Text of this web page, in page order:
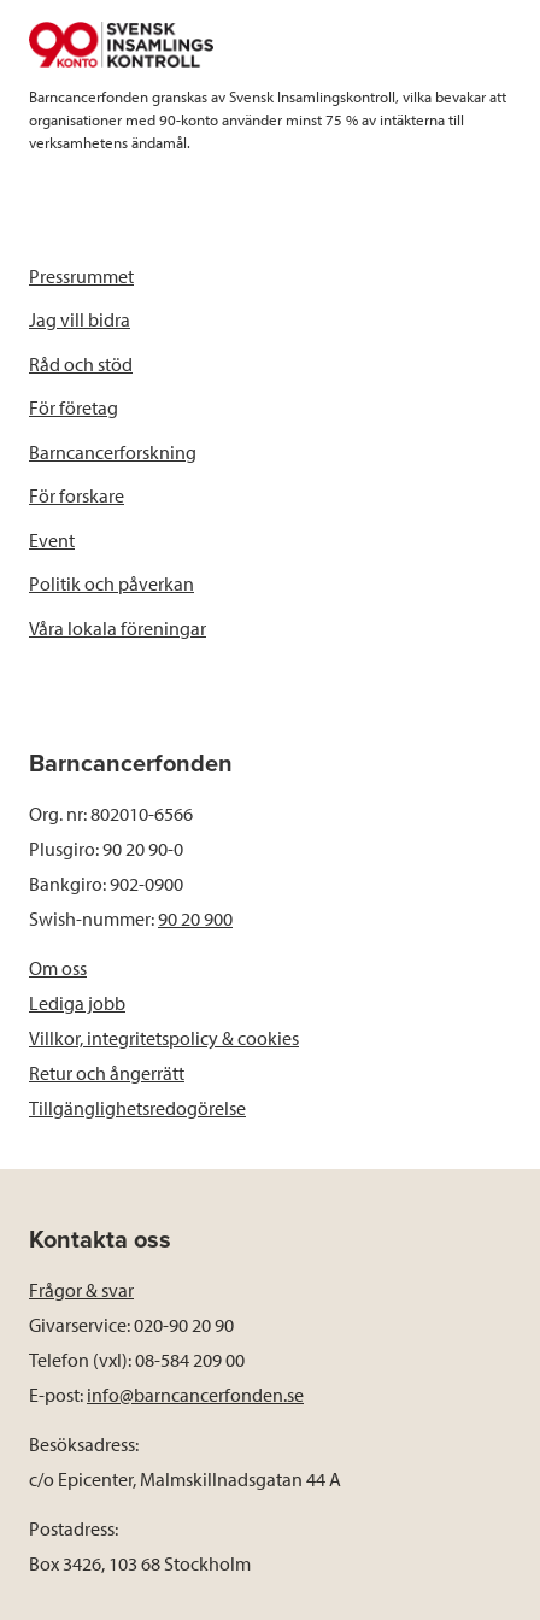
k
Barncancerfonden granskas av Svensk Insamlingskontroll, vilka bevakar att
organisationer med 90-konto använder minst 75 % av intäkterna till
verksamhetens ändamål.
Pressrummet
Jag vill bidra
Råd och stöd
För företag
Barncancerforskning
För forskare
Event
Politik och påverkan
Våra lokala föreningar
Barncancerfonden
Org. nr: 802010-6566
Plusgiro: 90 20 90-0
Bankgiro: 902-0900
Swish-nummer:90 20 900
Om oss
Lediga jobb
Villkor, integritetspolicy & cookies
Retur och ångerrätt
Tillgänglighetsredogörelse
Kontakta oss
Frågor & svar
Givarservice: 020-90 20 90
Telefon (vxl): 08-584 209 00
E-post: info@barncancerfonden.se
Besöksadress:
c/o Epicenter, Malmskillnadsgatan 44 A
Postadress:
Box 3426, 103 68 Stockholm